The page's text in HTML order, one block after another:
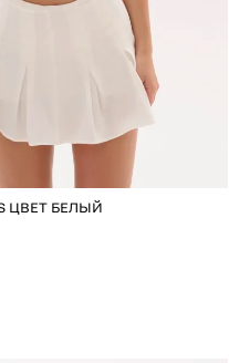
ЦВЕТ БЕЛЫЙ